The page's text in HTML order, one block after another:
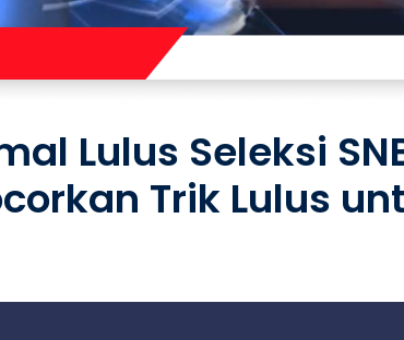
Lulus Seleksi
Trik Lulus